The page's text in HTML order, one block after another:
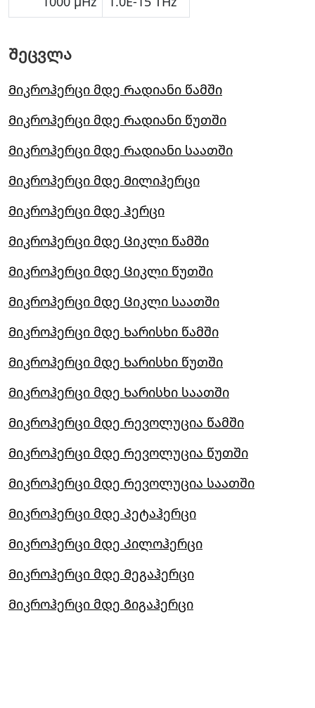
Შეცვლა
Მიკროჰერცი მდე Რადიანი წამში
Მიკროჰერცი მდე Რადიანი წუთში
Მიკროჰერცი მდე Რადიანი საათში
Მიკროჰერცი მდე Მილიჰერცი
Მიკროჰერცი მდე Ჰერცი
Მიკროჰერცი მდე Ციკლი წამში
Მიკროჰერცი მდე Ციკლი წუთში
Მიკროჰერცი მდე Ციკლი საათში
Მიკროჰერცი მდე Ხარისხი წამში
Მიკროჰერცი მდე Ხარისხი წუთში
Მიკროჰერცი მდე Ხარისხი საათში
Მიკროჰერცი მდე Რევოლუცია წამში
Მიკროჰერცი მდე Რევოლუცია წუთში
Მიკროჰერცი მდე Რევოლუცია საათში
Მიკროჰერცი მდე Პეტაჰერცი
Მიკროჰერცი მდე Კილოჰერცი
Მიკროჰერცი მდე Მეგაჰერცი
Მიკროჰერცი მდე Გიგაჰერცი